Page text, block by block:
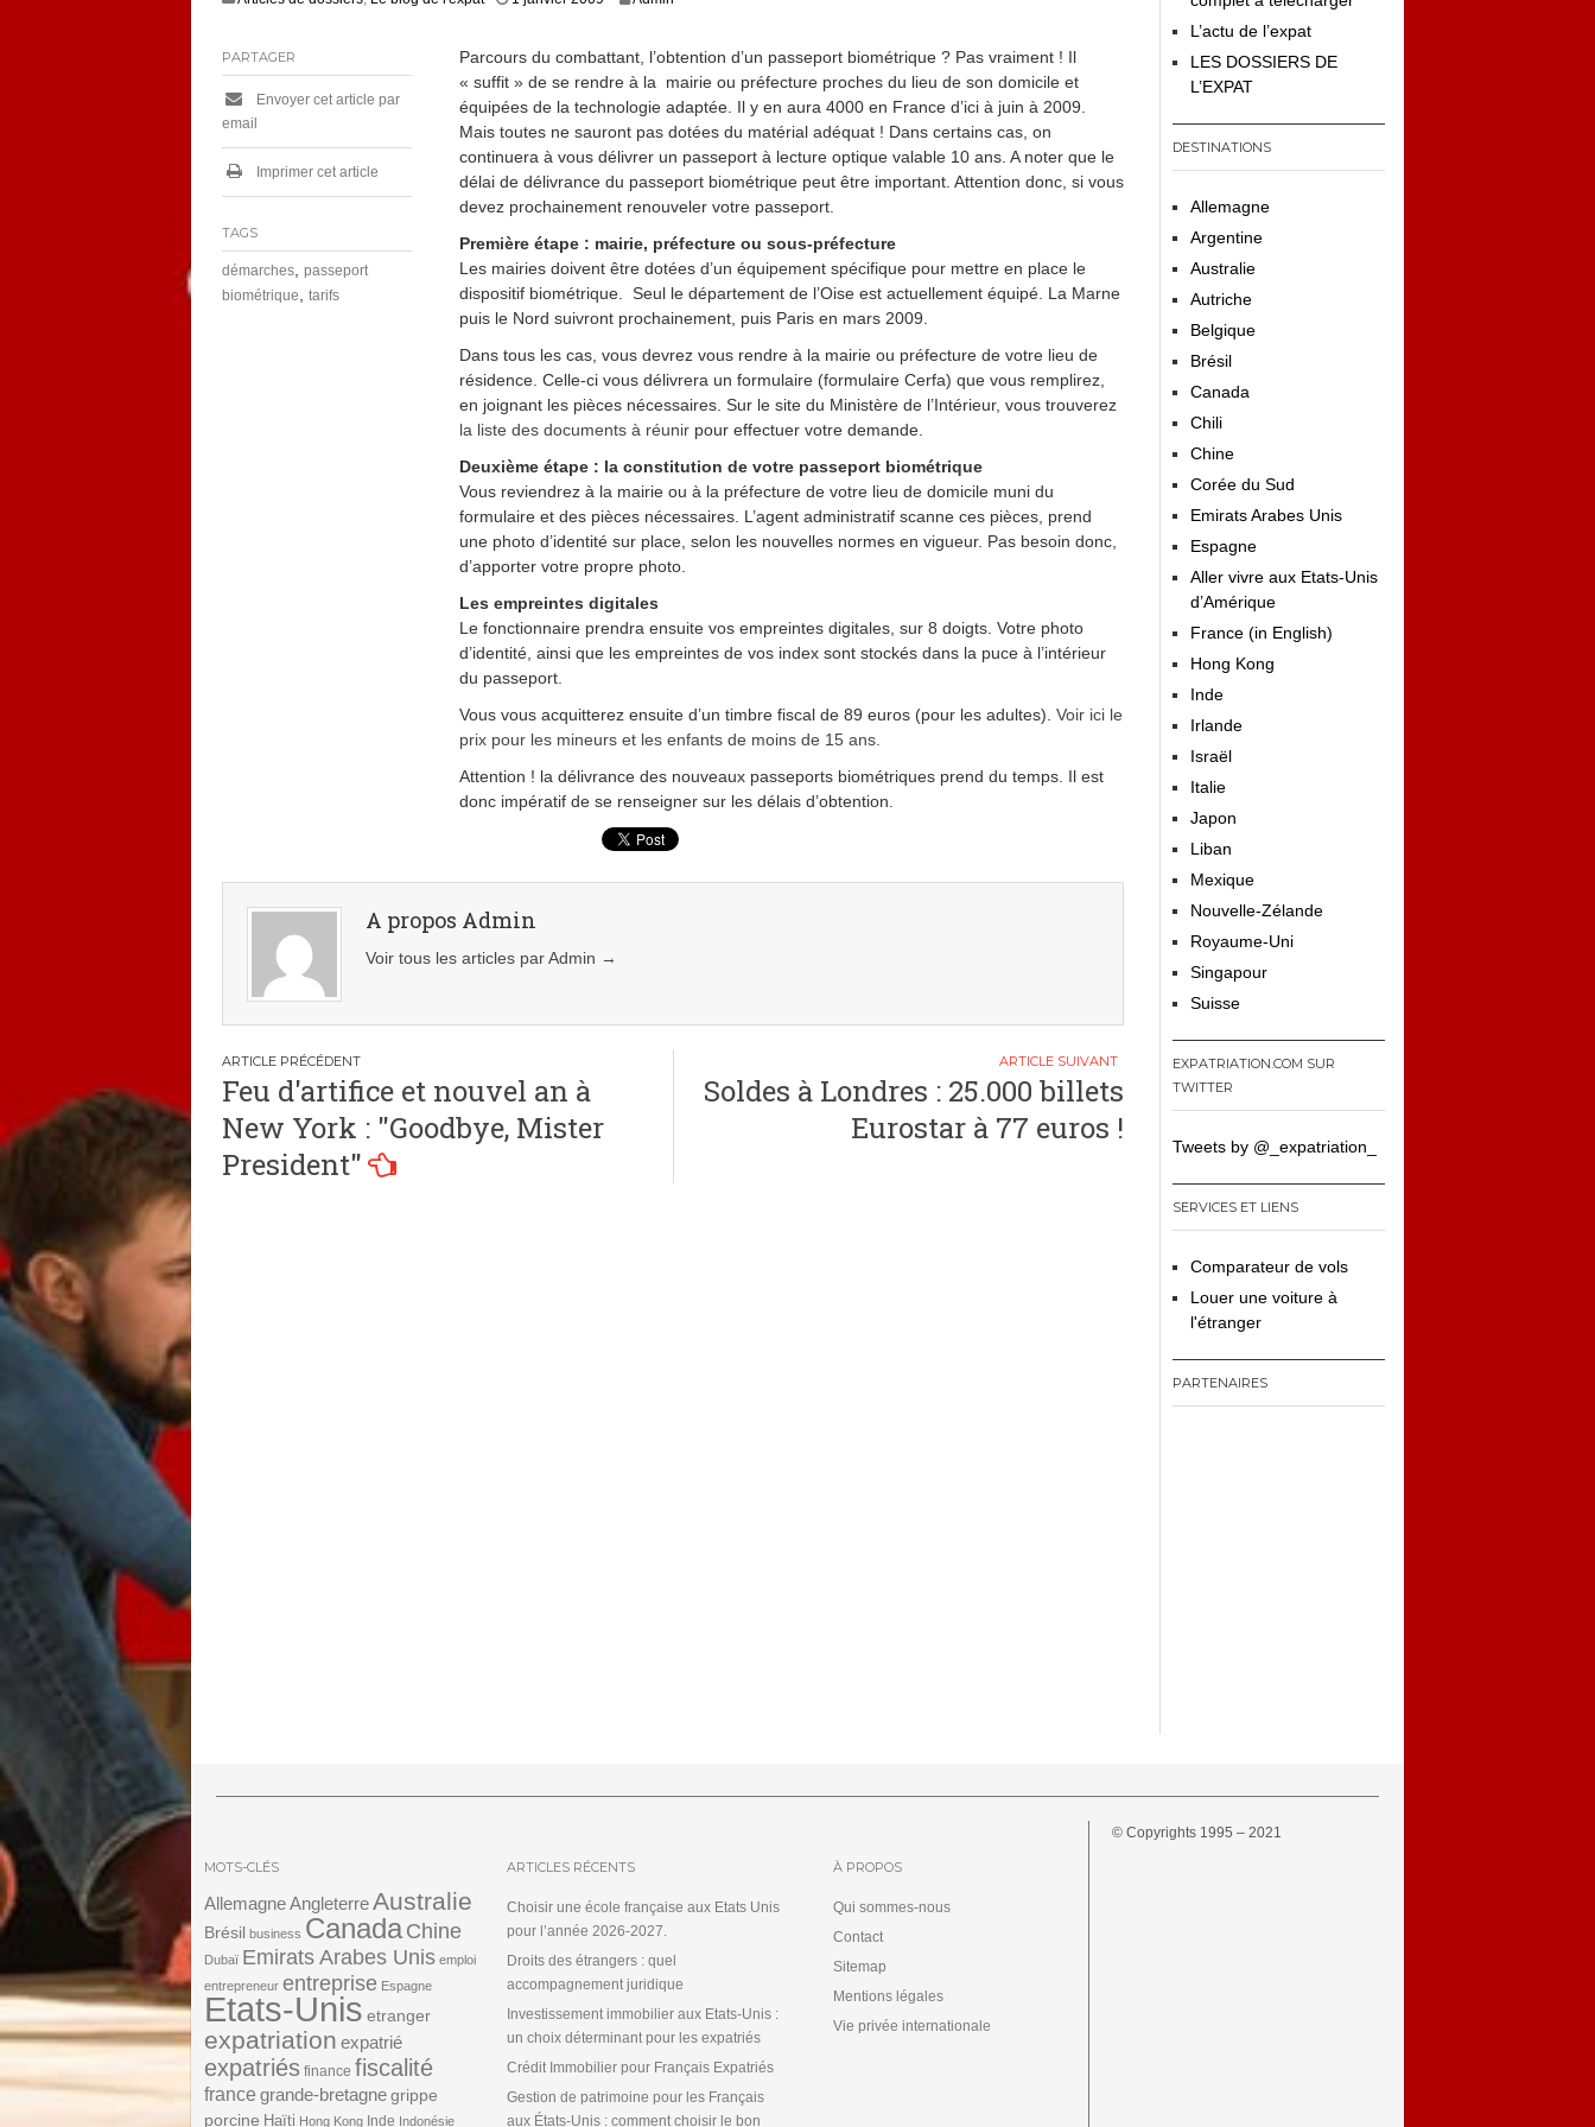
i
l
l
e
t
0
1
Parcours du combattant, l’obtention d’un passeport biométrique ? Pas vraiment ! Il
« suffit » de se rendre à la mairie ou préfecture proches du lieu de son domicile et
équipées de la technologie adaptée. Il y en aura 4000 en France d’ici à juin à 2009.
Mais toutes ne sauront pas dotées du matérial adéquat ! Dans certains cas, on
continuera à vous délivrer un passeport à lecture optique valable 10 ans. A noter que le
délai de délivrance du passeport biométrique peut être important. Attention donc, si vous
devez prochainement renouveler votre passeport.
Première étape : mairie, préfecture ou sous-préfecture
Les mairies doivent être dotées d’un équipement spécifique pour mettre en place le
dispositif biométrique. Seul le département de l’Oise est actuellement équipé. La Marne
puis le Nord suivront prochainement, puis Paris en mars 2009.
Dans tous les cas, vous devrez vous rendre à la mairie ou préfecture de votre lieu de
résidence. Celle-ci vous délivrera un formulaire (formulaire Cerfa) que vous remplirez,
en joignant les pièces nécessaires. Sur le site du Ministère de l’Intérieur, vous trouverez
la liste des documents à réunir pour effectuer votre demande.
Deuxième étape : la constitution de votre passeport biométrique
Vous reviendrez à la mairie ou à la préfecture de votre lieu de domicile muni du
formulaire et des pièces nécessaires. L’agent administratif scanne ces pièces, prend
une photo d’identité sur place, selon les nouvelles normes en vigueur. Pas besoin donc,
d’apporter votre propre photo.
Les empreintes digitales
Le fonctionnaire prendra ensuite vos empreintes digitales, sur 8 doigts. Votre photo
d’identité, ainsi que les empreintes de vos index sont stockés dans la puce à l’intérieur
du passeport.
Vous vous acquitterez ensuite d’un timbre fiscal de 89 euros (pour les adultes). Voir ici le
prix pour les mineurs et les enfants de moins de 15 ans.
Attention ! la délivrance des nouveaux passeports biométriques prend du temps. Il est
donc impératif de se renseigner sur les délais d’obtention.
PARTAGER
Envoyer cet article par
email
Imprimer cet article
TAGS
démarches passeport
biométrique
tarifs
A propos Admin
Voir tous les articles par Admin →
Navigation
de
l’article
Feu d'artifice et nouvel an à
New York : "Goodbye, Mister
President"
Soldes à Londres : 25.000 billets
Eurostar à 77 euros !
L’actu de l’expat
LES DOSSIERS DE
L’EXPAT
DESTINATIONS
Allemagne
Argentine
Australie
Autriche
Belgique
Brésil
Canada
Chili
Chine
Corée du Sud
Emirats Arabes Unis
Espagne
Aller vivre aux Etats-Unis
d’Amérique
France (in English)
Hong Kong
Inde
Irlande
Israël
Italie
Japon
Liban
Mexique
Nouvelle-Zélande
Royaume-Uni
Singapour
Suisse
EXPATRIATION.COM SUR
TWITTER
Tweets by @_expatriation_
SERVICES ET LIENS
Comparateur de vols
Louer une voiture à
l'étranger
PARTENAIRES
MOTS-CLÉS
AllemagneAngleterreAustralie
Brésil business CanadaChine
Dubaï Emirats Arabes Unis emploi
entrepreneur entreprise Espagne
Etats-Unis etranger
expatriation expatrié
expatriés finance fiscalité
france grande-bretagnegrippe
porcine Haïti Hong Kong Inde Indonésie
ARTICLES RÉCENTS
Choisir une école française aux Etats Unis
pour l’année 2026-2027.
Droits des étrangers : quel
accompagnement juridique
Investissement immobilier aux Etats-Unis :
un choix déterminant pour les expatriés
Crédit Immobilier pour Français Expatriés
Gestion de patrimoine pour les Français
aux États-Unis : comment choisir le bon
À PROPOS
Qui sommes-nous
Contact
Sitemap
Mentions légales
Vie privée internationale
© Copyrights 1995 – 2021